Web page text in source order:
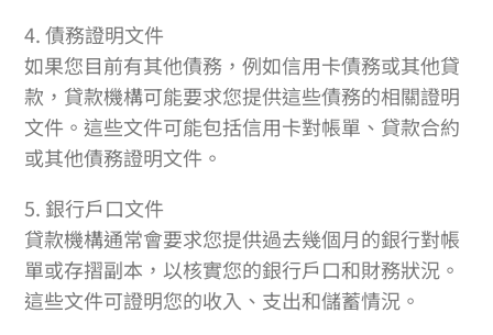
4. 債務證明文件
如果您目前有其他債務，例如信用卡債務或其他貸
款，貸款機構可能要求您提供這些債務的相關證明
文件。這些文件可能包括信用卡對帳單、貸款合約
或其他債務證明文件。
5. 銀行戶口文件
貸款機構通常會要求您提供過去幾個月的銀行對帳
單或存摺副本，以核實您的銀行戶口和財務狀況。
這些文件可證明您的收入、支出和儲蓄情況。